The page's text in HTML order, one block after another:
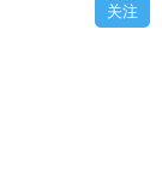
关注